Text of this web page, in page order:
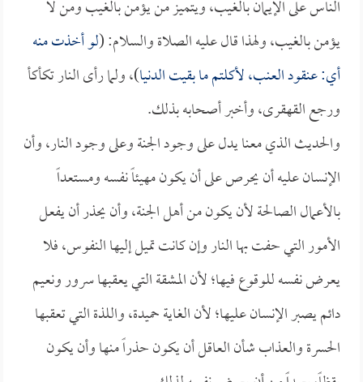
الناس على الإيمان بالغيب، ويتميز من يؤمن بالغيب ومن لا
يؤمن بالغيب، ولهذا قال عليه الصلاة والسلام: (لو أخذت منه
أي: عنقود العنب، لأكلتم ما بقيت الدنيا)، ولما رأى النار تكأكأ
ورجع القهقرى، وأخبر أصحابه بذلك.
والحديث الذي معنا يدل على وجود الجنة وعلى وجود النار، وأن
الإنسان عليه أن يحرص على أن يكون مهيئاً نفسه ومستعداً
بالأعمال الصالحة لأن يكون من أهل الجنة، وأن يحذر أن يفعل
الأمور التي حفت بها النار وإن كانت تميل إليها النفوس، فلا
يعرض نفسه للوقوع فيها؛ لأن المشقة التي يعقبها سرور ونعيم
دائم يصبر الإنسان عليها؛ لأن الغاية حميدة، واللذة التي تعقبها
الحسرة والعذاب شأن العاقل أن يكون حذراً منها وأن يكون